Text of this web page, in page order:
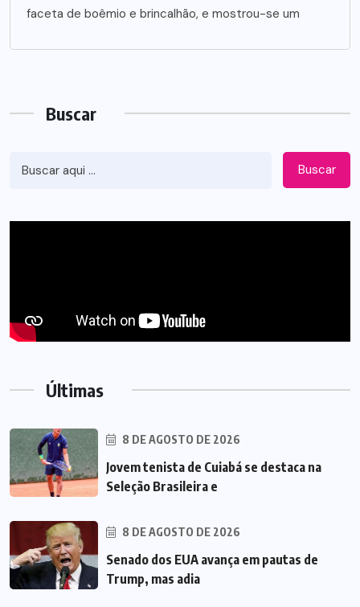
faceta de boêmio e brincalhão, e mostrou-se um
Buscar
Buscar
Últimas
8 DE AGOSTO DE 2026
Jovem tenista de Cuiabá se destaca na
Seleção Brasileira e
8 DE AGOSTO DE 2026
Senado dos EUA avança em pautas de
Trump, mas adia